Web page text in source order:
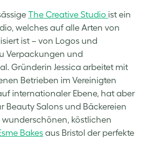
The Creative Studio ist ein
welches auf alle Arten von
ist – von Logos und
Verpackungen und
Gründerin Jessica arbeitet mit
Betrieben im Vereinigten
internationaler Ebene, hat aber
Beauty Salons und Bäckereien
köstlichen
Bakes aus Bristol der perfekte